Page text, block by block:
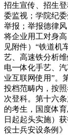
招生宣传、招生
委监视；学院纪
举报；举报德律
将企业用工对身
见附件）“铁道机
艺、高速铁分析
电一体化手艺、
业互联网使用”。
投档范畴内，按
次登科。第十六
的考生，国度体
日起起头实施）
役士兵安设条例